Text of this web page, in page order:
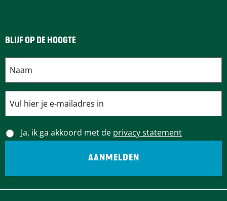
BLIJF OP DE HOOGTE
Ja, ik ga akkoord met de privacy statement